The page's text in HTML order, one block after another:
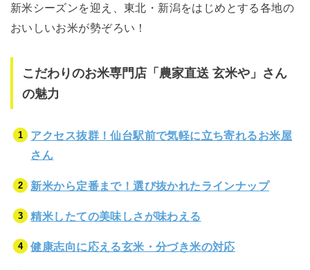
新米シーズンを迎え、東北・新潟をはじめとする各地の
おいしいお米が勢ぞろい！
こだわりのお米専門店「農家直送 玄米や」さん
の魅力
アクセス抜群！仙台駅前で気軽に立ち寄れるお米屋
さん
新米から定番まで！選び抜かれたラインナップ
精米したての美味しさが味わえる
健康志向に応える玄米・分づき米の対応